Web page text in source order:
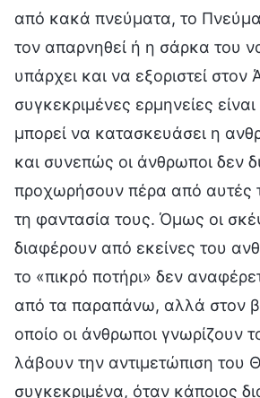
από κακά πνεύματα, το
τον απαρνηθεί ή η σάρκα του
υπάρχει και να εξοριστεί στον
συγκεκριμένες ερμηνείες
μπορεί να κατασκευάσει η
και συνεπώς οι άνθρωποι δεν
προχωρήσουν πέρα από αυτές
τη φαντασία τους. Όμως οι
διαφέρουν από εκείνες του
το «πικρό ποτήρι» δεν
από τα παραπάνω, αλλά στον
οποίο οι άνθρωποι γνωρίζουν
λάβουν την αντιμετώπιση του
συγκεκριμένα, όταν κάποιος